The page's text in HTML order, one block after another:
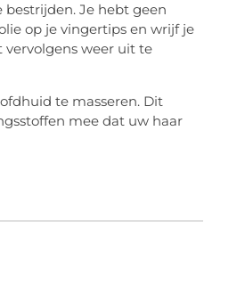
Je hebt geen
op je vingertips en wrijf je
weer uit te
te masseren. Dit
mee dat uw haar